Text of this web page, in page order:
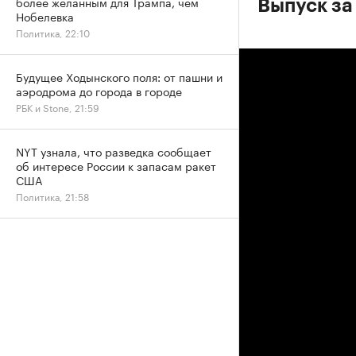
Выпуск
Нобелевка
Политика, 22:10
Будущее Ходынского поля: от пашни и
аэродрома до города в городе
РБК и Stone, 21:59
NYT узнала, что разведка сообщает
об интересе России к запасам ракет
США
Политика, 21:58